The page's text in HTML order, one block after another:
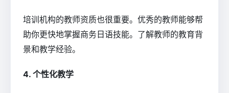
培训机构的教师资质也很重要。优秀的教师能够帮
助你更快地掌握商务日语技能。了解教师的教育背
景和教学经验。
4. 个性化教学